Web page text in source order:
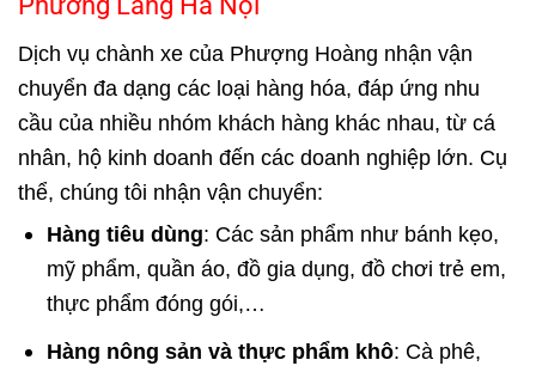
Dịch vụ chành xe của Phượng Hoàng nhận vận
chuyển đa dạng các loại hàng hóa, đáp ứng nhu
cầu của nhiều nhóm khách hàng khác nhau, từ cá
nhân, hộ kinh doanh đến các doanh nghiệp lớn. Cụ
thể, chúng tôi nhận vận chuyển:
Hàng tiêu dùng: Các sản phẩm như bánh kẹo,
mỹ phẩm, quần áo, đồ gia dụng, đồ chơi trẻ em,
thực phẩm đóng gói,…
Hàng nông sản và thực phẩm khô: Cà phê,